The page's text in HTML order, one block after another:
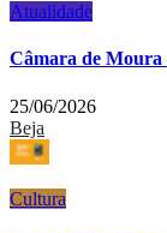
Atualidade
Câmara de Moura
25/06/2026
Beja
Cultura